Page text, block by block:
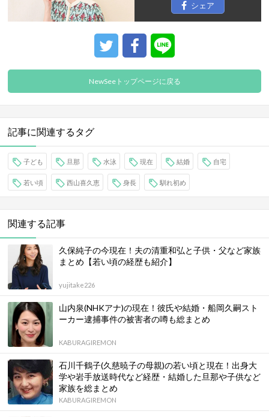
シェア
NewSeeトップページに戻る
記事に関連するタグ
子ども 旦那 水泳 現在 結婚 自宅
若い頃 西山喜久恵 身長 馴れ初め
関連する記事
久保純子の今現在！夫の清重和弘と子供・父など家族
まとめ【若い頃の経歴も紹介】
yujitake226
山内泉(NHKアナ)の現在！彼氏や結婚・船岡久嗣スト
ーカー逮捕事件の被害者の噂も総まとめ
KABURAGIREMON
石川千鶴子(久慈暁子の母親)の若い頃と現在！出身大
学や岩手放送時代など経歴・結婚した旦那や子供など
家族を総まとめ
KABURAGIREMON